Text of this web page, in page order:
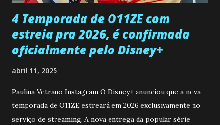
...
4 Temporada de O11ZE com
estreia pra 2026, é confirmada
oficialmente pelo Disney+
abril 11, 2025
Paulina Vetrano Instagram O Disney+ anunciou que a nova
temporada de O11ZE estreará em 2026 exclusivamente no
serviço de streaming. A nova entrega da popular série